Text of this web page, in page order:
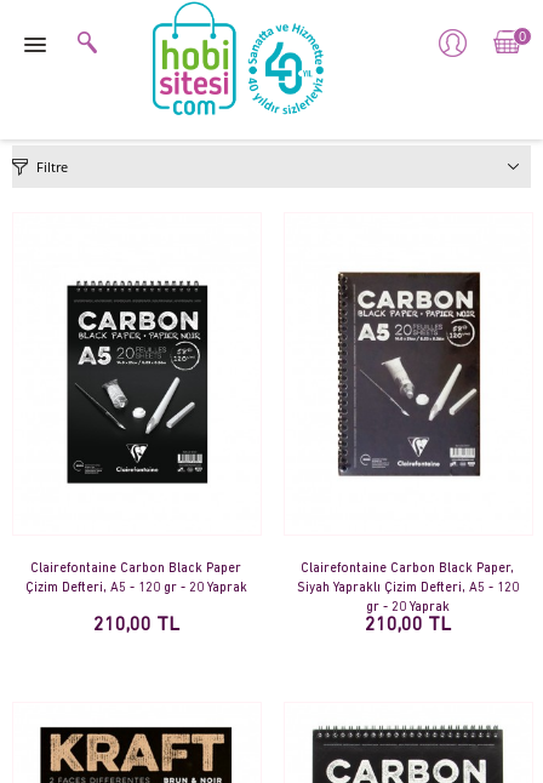
0
Filtre
Clairefontaine Carbon Black Paper
Çizim Defteri, A5 - 120 gr - 20 Yaprak
210,00 TL
Clairefontaine Carbon Black Paper,
Siyah Yapraklı Çizim Defteri, A5 - 120
gr - 20 Yaprak
210,00 TL